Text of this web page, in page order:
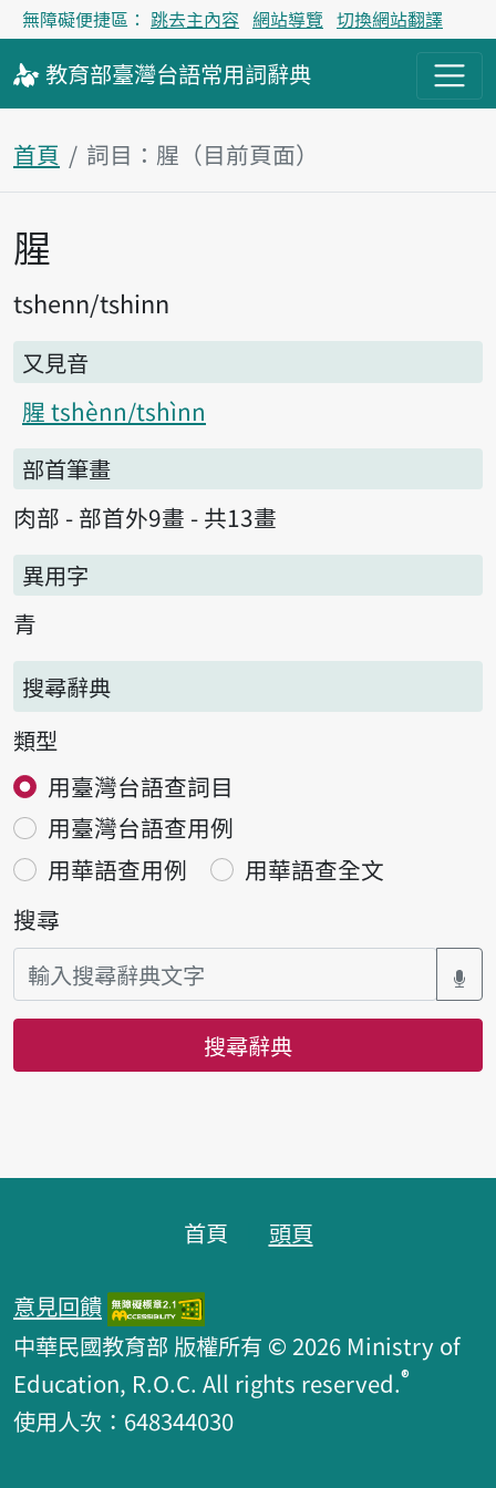
無障礙便捷區： 跳去主內容 網站導覽 切換網站翻譯
教育部臺灣台語常用詞辭典
首頁 詞目：腥（目前頁面）
主內容區塊
腥
tshenn tshinn
又見音
腥 tshènn/tshìnn
部首筆畫
肉部 - 部首外9畫 - 共13畫
異用字
青
搜尋辭典
類型
用臺灣台語查詞目
用臺灣台語查用例
用華語查用例
用華語查全文
搜尋
搜尋辭典
首頁 頭頁
意見回饋
中華民國教育部 版權所有 © 2026 Ministry of
Education, R.O.C. All rights reserved.®
使用人次：648344030